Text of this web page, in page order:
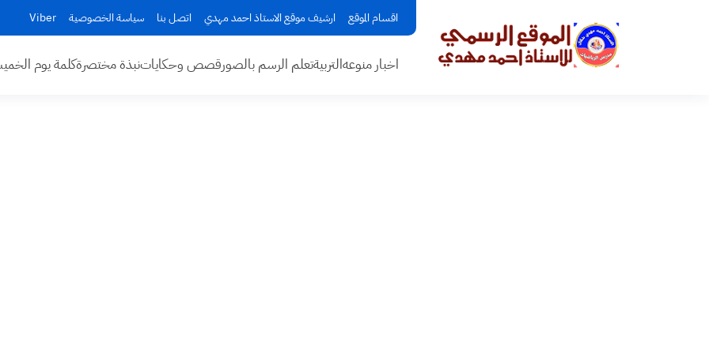
اقسام الموقع ارشيف موقع الاستاذ احمد مهدي اتصل بنا سياسة الخصوصية Viber
اخبار منوعهالتربيةتعلم الرسم بالصورقصص وحكاياتنبذة مختصرةكلمة يوم